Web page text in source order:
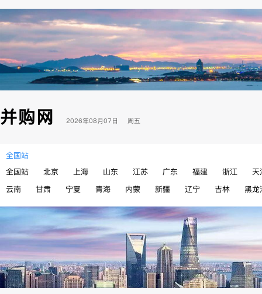
并购网 2026年08月07日 周五
全国站
全国站
北京 上海 山东 江苏 广东 福建 浙江
天
云南
甘肃 宁夏 青海 内蒙 新疆 辽宁 吉林 黑龙